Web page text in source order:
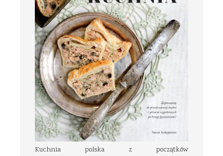
Kuchnia polska z początków